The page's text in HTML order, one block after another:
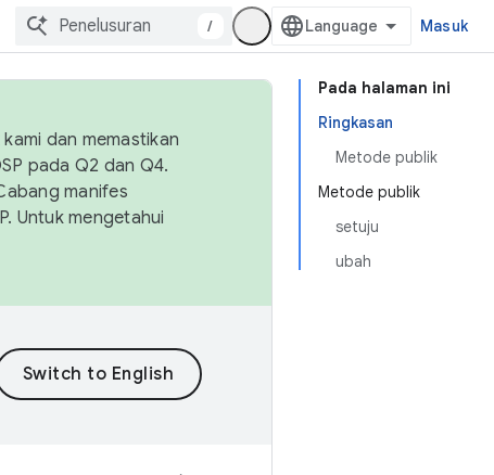
/ Masuk
Pada halaman ini
Ringkasan
Metode publik
Metode publik
setuju
ubah
dan memastikan
pada Q2 dan Q4.
manifes
Untuk mengetahui